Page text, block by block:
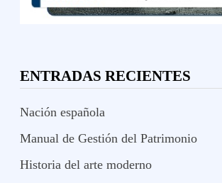
ENTRADAS RECIENTES
Nación española
Manual de Gestión del Patrimonio
Historia del arte moderno